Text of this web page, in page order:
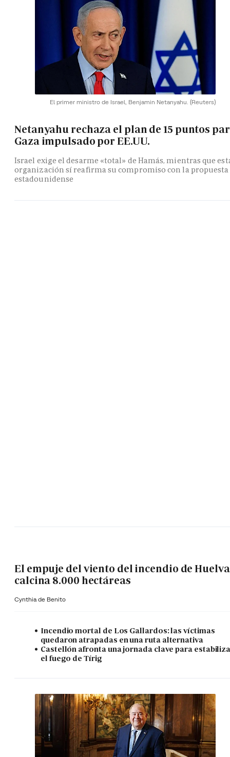
El primer ministro de Israel, Benjamin Netanyahu. (Reuters)
Netanyahu rechaza el plan de 15 puntos
Gaza impulsado por EE.UU.
Israel exige el desarme «total» de Hamás, mientras que
organización sí reafirma su compromiso con la propuesta
estadounidense
El empuje del viento del incendio de Huelva
calcina 8.000 hectáreas
Cynthia de Benito
Incendio mortal de Los Gallardos: las víctimas
quedaron atrapadas en una ruta alternativa
Castellón afronta una jornada clave para
el fuego de Tírig